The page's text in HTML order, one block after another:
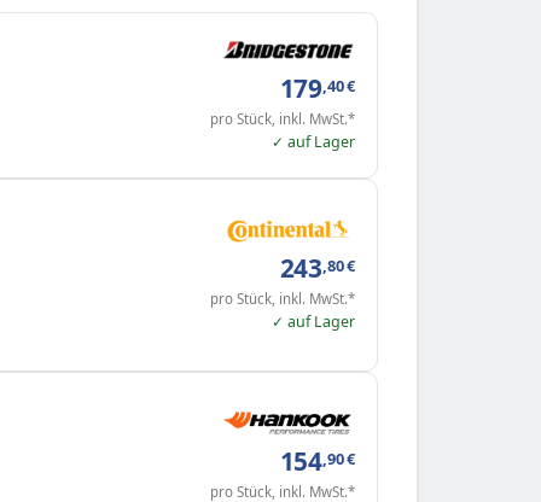
179,40€
pro Stück, inkl. MwSt.*
✓ auf Lager
243,80€
pro Stück, inkl. MwSt.*
✓ auf Lager
154,90€
pro Stück, inkl. MwSt.*